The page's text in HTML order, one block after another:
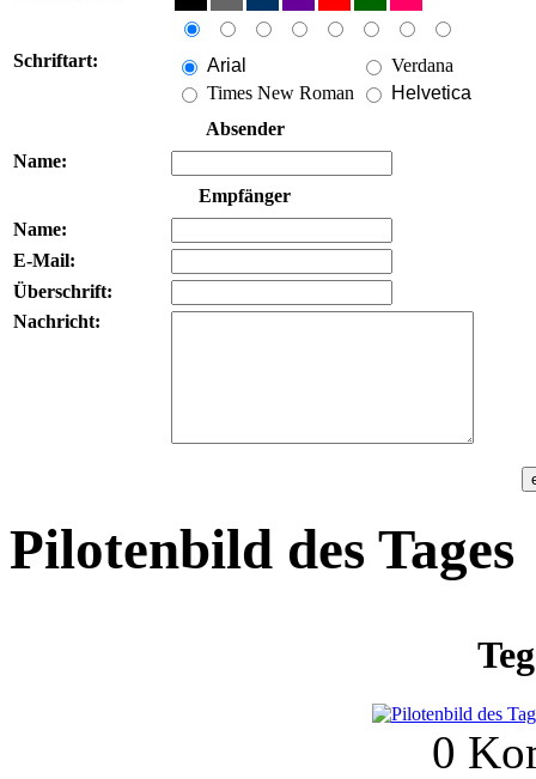
Schriftart: Arial
Verdana
Times New Roman
Helvetica
Absender
Name:
Empfänger
Name:
E-Mail:
Überschrift:
Nachricht:
Pilotenbild des Tages
0